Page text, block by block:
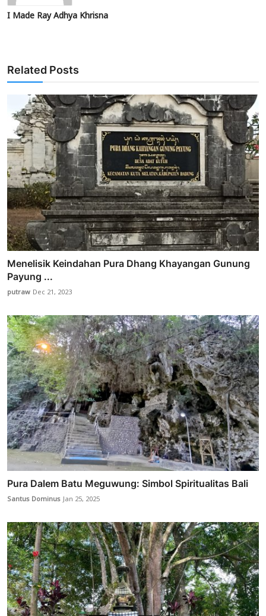
I Made Ray Adhya Khrisna
Related Posts
Menelisik Keindahan Pura Dhang Khayangan Gunung
Payung ...
putraw Dec 21, 2023
Pura Dalem Batu Meguwung: Simbol Spiritualitas Bali
Santus DominusJan 25, 2025